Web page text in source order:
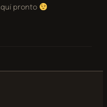
pronto